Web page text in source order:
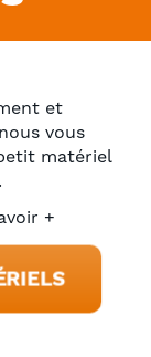
et
vous
matériel
+